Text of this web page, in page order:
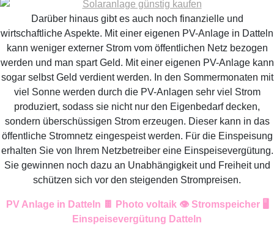
Darüber hinaus gibt es auch noch finanzielle und
wirtschaftliche Aspekte. Mit einer eigenen PV-Anlage in Datteln
kann weniger externer Strom vom öffentlichen Netz bezogen
werden und man spart Geld. Mit einer eigenen PV-Anlage kann
sogar selbst Geld verdient werden. In den Sommermonaten mit
viel Sonne werden durch die PV-Anlagen sehr viel Strom
produziert, sodass sie nicht nur den Eigenbedarf decken,
sondern überschüssigen Strom erzeugen. Dieser kann in das
öffentliche Stromnetz eingespeist werden. Für die Einspeisung
erhalten Sie von Ihrem Netzbetreiber eine Einspeisevergütung.
Sie gewinnen noch dazu an Unabhängigkeit und Freiheit und
schützen sich vor den steigenden Strompreisen.
PV Anlage in Datteln 🍫 Photo voltaik 👁️ Stromspeicher 🖥️
Einspeisevergütung Datteln